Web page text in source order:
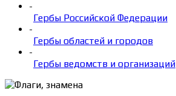
-
Гербы Российской Федерации
-
Гербы областей и городов
-
Гербы ведомств и организаций